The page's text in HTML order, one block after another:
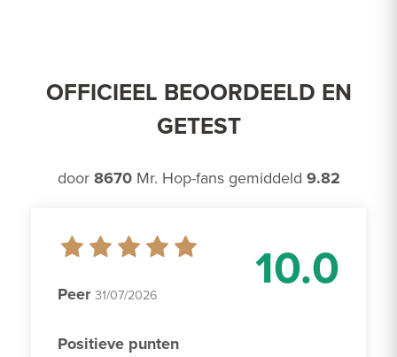
OFFICIEEL BEOORDEELD EN
GETEST
door 8670Mr. Hop-fans gemiddeld 9.82
10.0
Peer 31/07/2026
Positieve punten